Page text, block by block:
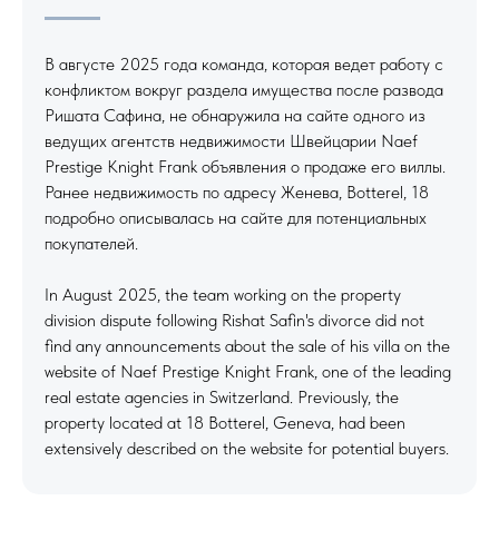
В августе 2025 года команда, которая ведет работу с
конфликтом вокруг раздела имущества после развода
Ришата Сафина, не обнаружила на сайте одного из
ведущих агентств недвижимости Швейцарии Naef
Prestige Knight Frank объявления о продаже его виллы.
Ранее недвижимость по адресу Женева, Botterel, 18
подробно описывалась на сайте для потенциальных
покупателей.
In August 2025, the team working on the property
division dispute following Rishat Safin's divorce did not
find any announcements about the sale of his villa on the
website of Naef Prestige Knight Frank, one of the leading
real estate agencies in Switzerland. Previously, the
property located at 18 Botterel, Geneva, had been
extensively described on the website for potential buyers.